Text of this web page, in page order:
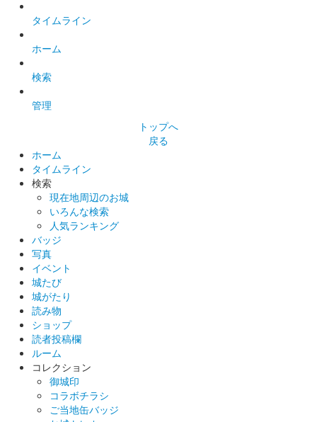
タイムライン
ホーム
検索
管理
トップへ
戻る
ホーム
タイムライン
検索
現在地周辺のお城
いろんな検索
人気ランキング
バッジ
写真
イベント
城たび
城がたり
読み物
ショップ
読者投稿欄
ルーム
コレクション
御城印
コラボチラシ
ご当地缶バッジ